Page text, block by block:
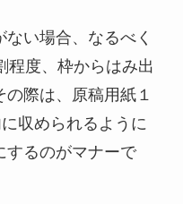
い場合、なるべく
程度、枠からはみ出
際は、原稿用紙１
収められるように
するのがマナーで